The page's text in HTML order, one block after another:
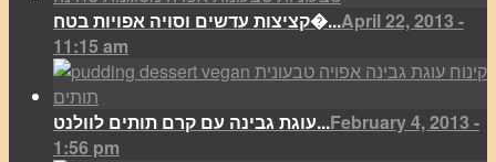
קציצות עדשים וסויה אפויות בטח�...April 22, 2013 -
11:15 am
עוגת גבינה עם קרם תותים לוולנט...February 4, 2013 -
1:56 pm